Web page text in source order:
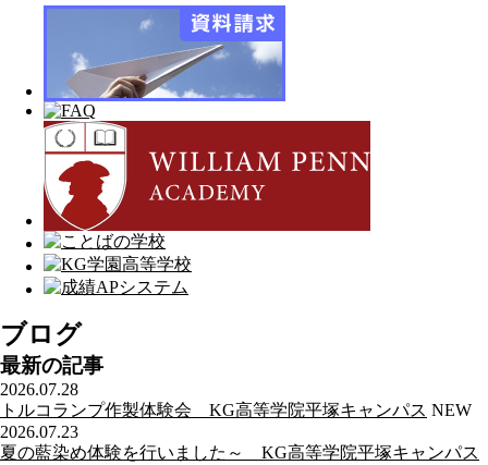
ブログ
最新の記事
2026.07.28
トルコランプ作製体験会 KG高等学院平塚キャンパス NEW
2026.07.23
夏の藍染め体験を行いました～ KG高等学院平塚キャンパス